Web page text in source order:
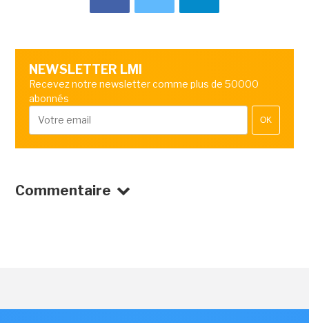
NEWSLETTER LMI
Recevez notre newsletter comme plus de 50000
abonnés
OK
Commentaire